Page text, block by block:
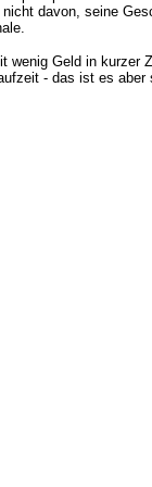
davon, seine
Geld in
- das ist es